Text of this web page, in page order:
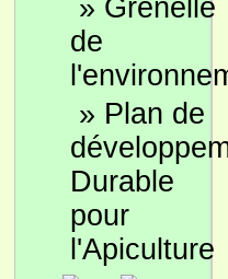
» Grenelle
de
» Plan de
Durable
pour
l'Apiculture